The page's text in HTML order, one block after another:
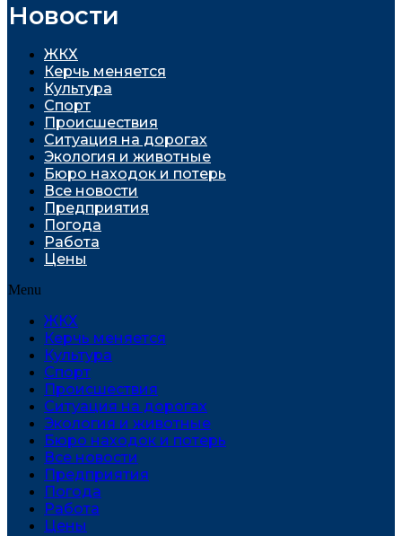
Новости
ЖКХ
Керчь меняется
Культура
Спорт
Проиcшествия
Ситуация на дорогах
Экология и животные
Бюро находок и потерь
Все новости
Предприятия
Погода
Работа
Цены
Menu
ЖКХ
Керчь меняется
Культура
Спорт
Проиcшествия
Ситуация на дорогах
Экология и животные
Бюро находок и потерь
Все новости
Предприятия
Погода
Работа
Цены